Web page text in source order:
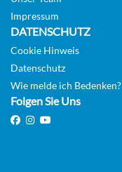
Impressum
DATENSCHUTZ
Cookie Hinweis
Datenschutz
Wie melde ich Bedenken?
Folgen Sie Uns